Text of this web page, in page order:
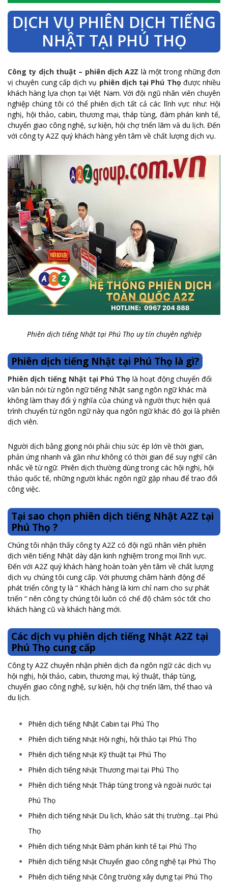
DỊCH VỤ PHIÊN DỊCH TIẾNG
NHẬT TẠI PHÚ THỌ
Công ty dịch thuật – phiên dịch A2Z là một trong những đơn
vị chuyên cung cấp dịch vụ phiên dịch tại Phú Thọ được nhiều
khách hàng lựa chọn tại Việt Nam. Với đội ngũ nhân viên chuyên
nghiệp chúng tôi có thể phiên dịch tất cả các lĩnh vực như: Hội
nghị, hội thảo, cabin, thương mại, tháp tùng, đàm phán kinh tế,
chuyển giao công nghệ, sự kiện, hội chợ triển lãm và du lịch. Đến
với công ty A2Z quý khách hàng yên tâm về chất lượng dịch vụ.
Phiên dịch tiếng Nhật tại Phú Thọ uy tín chuyên nghiệp
Phiên dịch tiếng Nhật tại Phú Thọ là gì?
Phiên dịch tiếng Nhật tại Phú Thọ là hoạt động chuyển đổi
văn bản nói từ ngôn ngữ tiếng Nhật sang ngôn ngữ khác mà
không làm thay đổi ý nghĩa của chúng và người thực hiện quá
trình chuyển từ ngôn ngữ này qua ngôn ngữ khác đó gọi là phiên
dịch viên.
Người dịch bằng giọng nói phải chịu sức ép lớn về thời gian,
phản ứng nhanh và gần như không có thời gian để suy nghĩ cân
nhắc về từ ngữ. Phiên dịch thường dùng trong các hội nghị, hội
thảo quốc tế, những người khác ngôn ngữ gặp nhau để trao đổi
công việc.
Tại sao chọn phiên dịch tiếng Nhật A2Z tại
Phú Thọ ?
Chúng tôi nhận thấy công ty A2Z có đội ngũ nhân viên phiên
dịch viên tiếng Nhật dày dặn kinh nghiệm trong mọi lĩnh vực.
Đến với A2Z quý khách hàng hoàn toàn yên tâm về chất lượng
dịch vụ chúng tôi cung cấp. Với phương châm hành động để
phát triển công ty là “ Khách hàng là kim chỉ nam cho sự phát
triển “ nên công ty chúng tôi luôn có chế độ chăm sóc tốt cho
khách hàng cũ và khách hàng mới.
Các dịch vụ phiên dịch tiếng Nhật A2Z tại
Phú Thọ cung cấp
Công ty A2Z chuyên nhận phiên dịch đa ngôn ngữ các dịch vụ
hội nghị, hội thảo, cabin, thương mại, kỷ thuật, tháp tùng,
chuyển giao công nghệ, sự kiện, hội chợ triển lãm, thể thao và
du lịch.
Phiên dịch tiếng Nhật Cabin tại Phú Thọ
Phiên dịch tiếngNhật Hội nghị, hội thảo tại Phú Thọ
Phiên dịch tiếngNhật Kỹ thuật tại Phú Thọ
Phiên dịch tiếngNhật Thương mại tại Phú Thọ
Phiên dịch tiếngNhật Tháp tùng trong và ngoài nước tại
Phú Thọ
Phiên dịch tiếngNhật Du lịch, khảo sát thị trường…tại Phú
Thọ
Phiên dịch tiếngNhật Đàm phán kinh tế tại Phú Thọ
Phiên dịch tiếngNhật Chuyển giao công nghệ tại Phú Thọ
Phiên dịch tiếngNhật Công trường xây dựng tại Phú Thọ